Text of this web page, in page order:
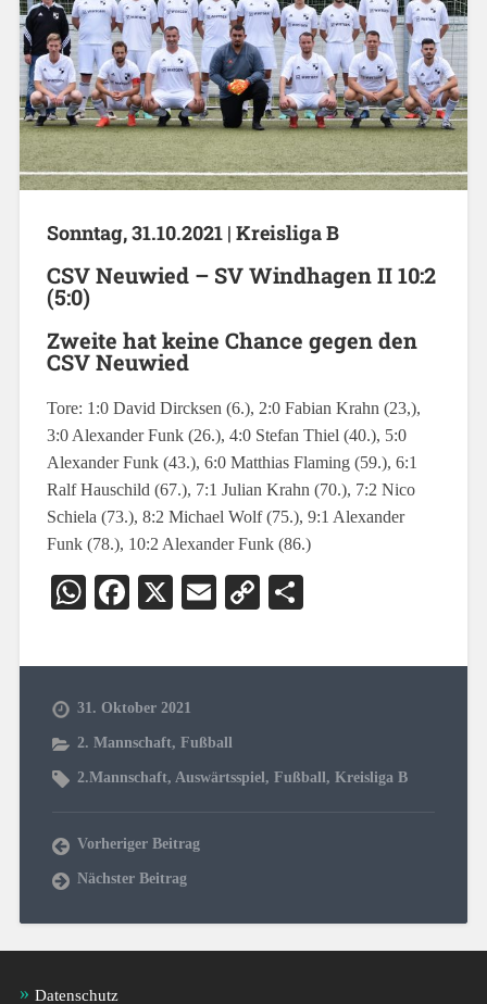
Sonntag, 31.10.2021 | Kreisliga B
CSV Neuwied – SV Windhagen II 10:2
(5:0)
Zweite hat keine Chance gegen den
CSV Neuwied
Tore: 1:0 David Dircksen (6.), 2:0 Fabian Krahn (23,),
3:0 Alexander Funk (26.), 4:0 Stefan Thiel (40.), 5:0
Alexander Funk (43.), 6:0 Matthias Flaming (59.), 6:1
Ralf Hauschild (67.), 7:1 Julian Krahn (70.), 7:2 Nico
Schiela (73.), 8:2 Michael Wolf (75.), 9:1 Alexander
Funk (78.), 10:2 Alexander Funk (86.)
WhatsApp
Facebook
X EmailCopy
31. Oktober 2021
2. Mannschaft, Fußball
2.Mannschaft, Auswärtsspiel, Fußball, Kreisliga B
Vorheriger Beitrag
Nächster Beitrag
Datenschutz